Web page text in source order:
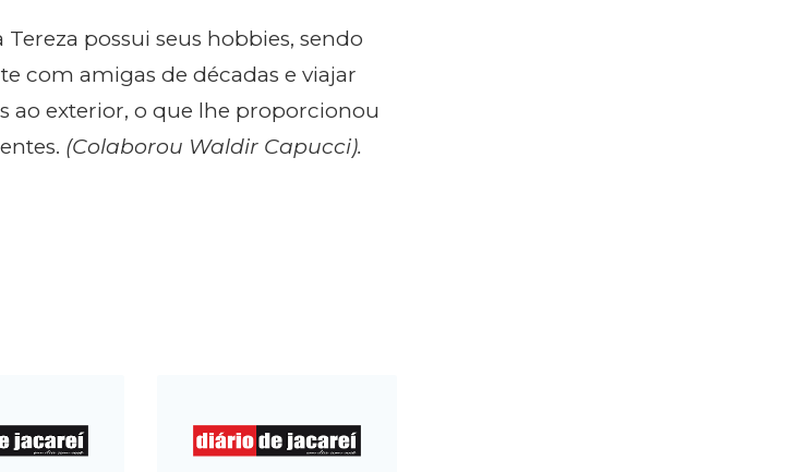
possui seus hobbies, sendo
com amigas de décadas e viajar
ao exterior, o que lhe proporcionou
(Colaborou Waldir Capucci).